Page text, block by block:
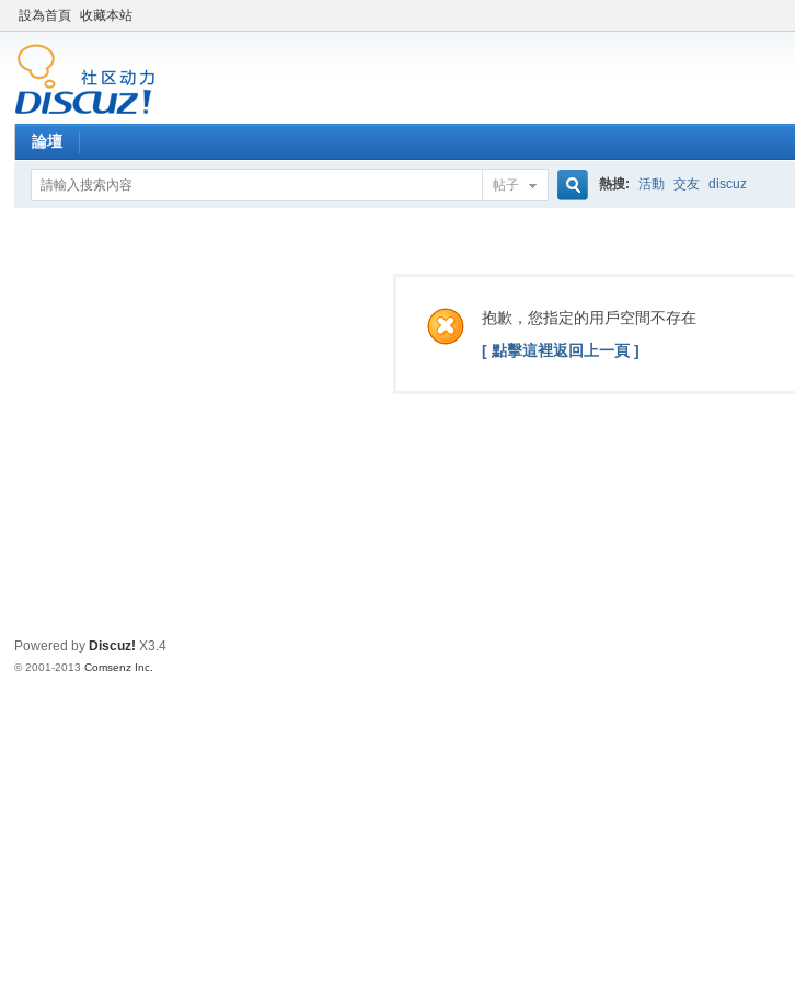
設為首頁 收藏本站
論壇
帖子
索
熱搜: 活動 交友 discuz
抱歉，您指定的用戶空間不存在
[ 點擊這裡返回上一頁 ]
Powered by Discuz! X3.4
© 2001-2013Comsenz Inc.